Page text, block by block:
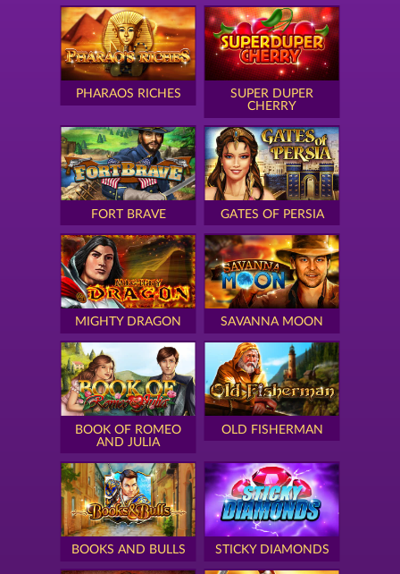
PHARAOS RICHES
SUPER DUPER
CHERRY
FORT BRAVE GATES OF PERSIA
MIGHTY DRAGON SAVANNA MOON
BOOK OF ROMEO
AND JULIA
OLD FISHERMAN
BOOKS AND BULLS STICKY DIAMONDS